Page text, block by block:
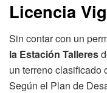
Licencia
Sin contar con un
la Estación Talleres
un terreno clasificado
Según el Plan de